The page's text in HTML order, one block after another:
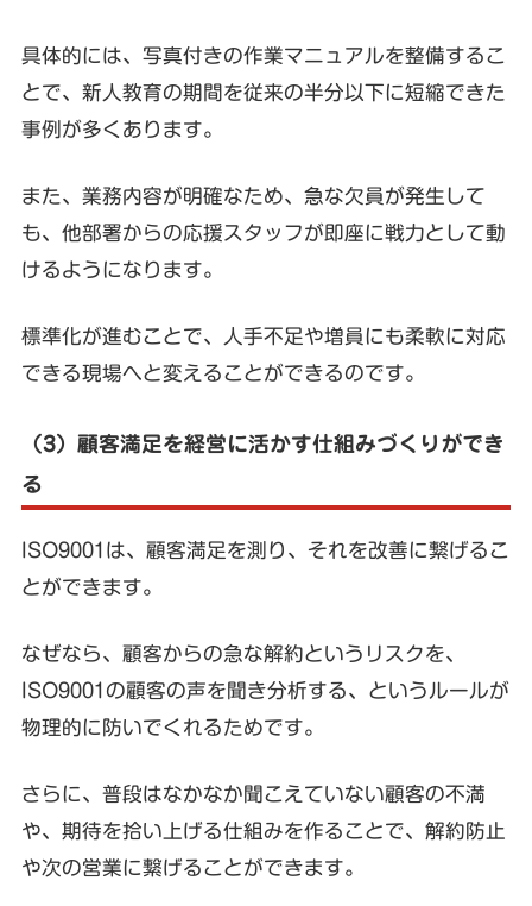
具体的には、写真付きの作業マニュアルを整備するこ
とで、新人教育の期間を従来の半分以下に短縮できた
事例が多くあります。
また、業務内容が明確なため、急な欠員が発生して
も、他部署からの応援スタッフが即座に戦力として動
けるようになります。
標準化が進むことで、人手不足や増員にも柔軟に対応
できる現場へと変えることができるのです。
（3）顧客満足を経営に活かす仕組みづくりができ
る
ISO9001は、顧客満足を測り、それを改善に繋げるこ
とができます。
なぜなら、顧客からの急な解約というリスクを、
ISO9001の顧客の声を聞き分析する、というルールが
物理的に防いでくれるためです。
さらに、普段はなかなか聞こえていない顧客の不満
や、期待を拾い上げる仕組みを作ることで、解約防止
や次の営業に繋げることができます。